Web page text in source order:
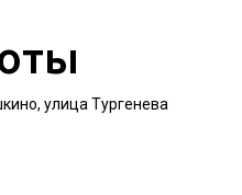
улица Тургенева